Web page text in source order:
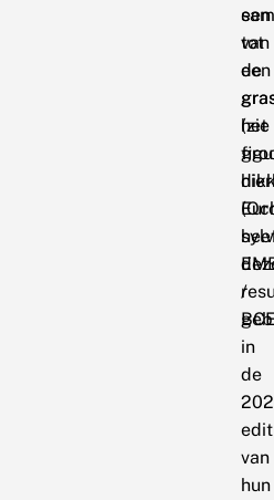
tot
een
(zie
in
de
van
hun
een
van
de
het
/